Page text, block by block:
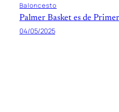
Baloncesto
Palmer Basket es de
04/05/2025